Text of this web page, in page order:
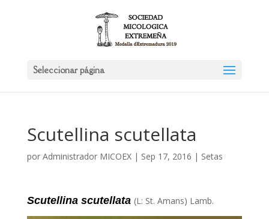
Seleccionar página
Scutellina scutellata
por Administrador MICOEX| Sep 17, 2016 | Setas
Scutellina scutellata (L: St. Amans) Lamb.